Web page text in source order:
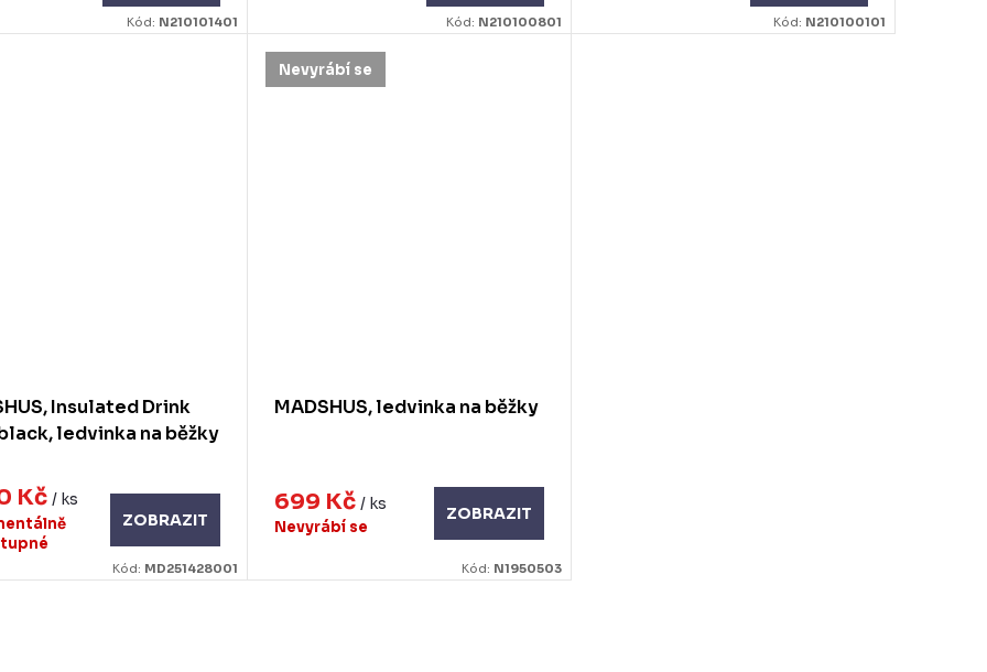
Kód: N210101401 Kód: N210100801 Kód: N210100101
Insulated Drink
ledvinka na běžky
Kč/ ks
ZOBRAZIT
Kód: MD251428001
Nevyrábí se
MADSHUS, ledvinka na běžky
699 Kč / ks
Nevyrábí se
ZOBRAZIT
Kód: N1950503